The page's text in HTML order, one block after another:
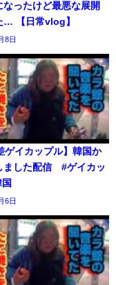
なったけど最悪な展開
… 【日常vlog】
8日
ゲイカップル】韓国か
ました配信 #ゲイカッ
6日